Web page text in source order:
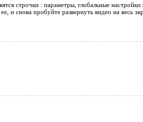
строчки : параметры, глобальные
и снова пробуйте развернуть видео на весь